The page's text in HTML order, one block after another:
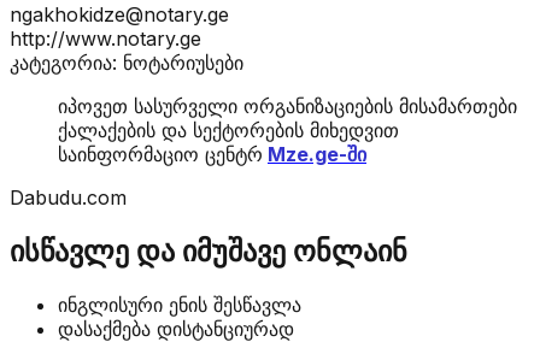
ngakhokidze@notary.ge
http://www.notary.ge
კატეგორია: ნოტარიუსები
იპოვეთ სასურველი ორგანიზაციების მისამართები
ქალაქების და სექტორების მიხედვით
საინფორმაციო ცენტრ Mze.ge-ში
Dabudu.com
ისწავლე და იმუშავე ონლაინ
ინგლისური ენის შესწავლა
დასაქმება დისტანციურად